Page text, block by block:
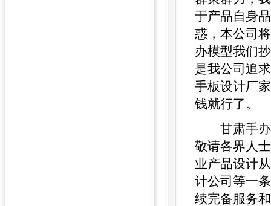
于产品自身
惑，本公司
办模型我们
是我公司追
手板设计厂
钱就行了。
甘肃手办
敬请各界人
业产品设计
计公司等一
续完备服务